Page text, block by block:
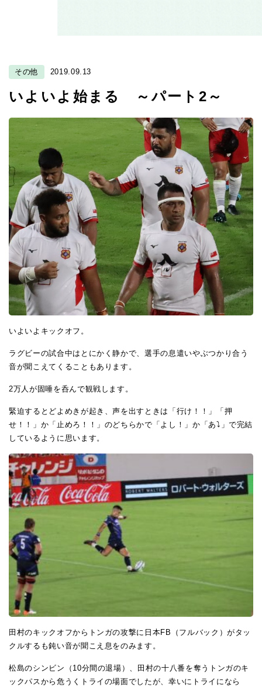
その他 2019.09.13
いよいよ始まる ～パート2～
いよいよキックオフ。
ラグビーの試合中はとにかく静かで、選手の息遣いやぶつかり合う
音が聞こえてくることもあります。
2万人が固唾を呑んで観戦します。
緊迫するとどよめきが起き、声を出すときは「行け！！」「押
せ！！」か「止めろ！！」のどちらかで「よし！」か「あ⤵」で完結
しているように思います。
田村のキックオフからトンガの攻撃に日本FB（フルバック）がタッ
クルするも鈍い音が聞こえ息をのみます。
松島のシンビン（10分間の退場）、田村の十八番を奪うトンガのキ
ックパスから危うくトライの場面でしたが、幸いにトライになら